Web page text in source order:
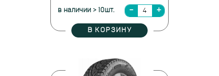
в наличии > 10шт.
В КОРЗИНУ